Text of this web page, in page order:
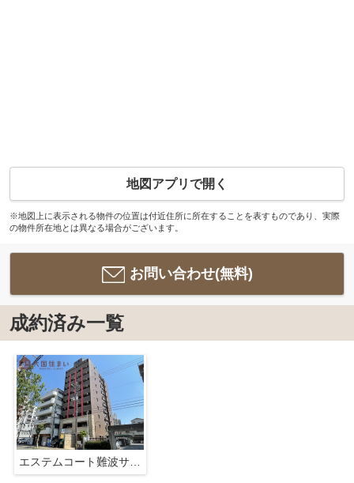
地図アプリで開く
※地図上に表示される物件の位置は付近住所に所在することを表すものであり、実際
の物件所在地とは異なる場合がございます。
お問い合わせ(無料)
成約済み一覧
エステムコート難波サウスプレイスⅡレフィーナ